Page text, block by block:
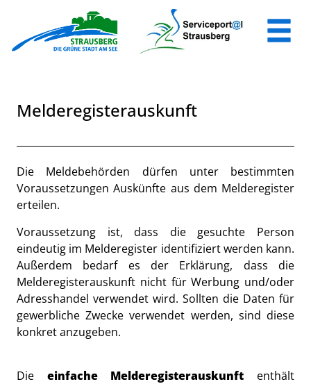
Zum Hauptinhalt springen
Melderegisterauskunft
Beschreibung
Die Meldebehörden dürfen unter bestimmten
Voraussetzungen Auskünfte aus dem Melderegister
erteilen.
Voraussetzung ist, dass die gesuchte Person
eindeutig im Melderegister identifiziert werden kann.
Außerdem bedarf es der Erklärung, dass die
Melderegisterauskunft nicht für Werbung und/oder
Adresshandel verwendet wird. Sollten die Daten für
gewerbliche Zwecke verwendet werden, sind diese
konkret anzugeben.
Die einfache Melderegisterauskunft enthält